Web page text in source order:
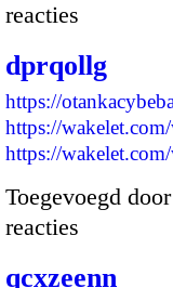
reacties
dprqollg
https://
https://
https://
Toegevoegd door
reacties
qcxzeenn